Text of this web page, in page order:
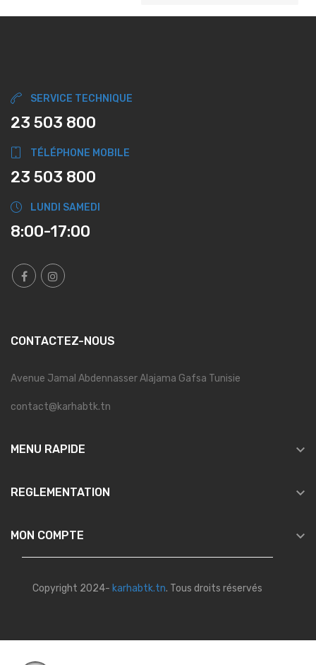
SERVICE TECHNIQUE
23 503 800
TÉLÉPHONE MOBILE
23 503 800
LUNDI SAMEDI
8:00-17:00
CONTACTEZ-NOUS
Avenue Jamal Abdennasser Alajama Gafsa Tunisie
contact@karhabtk.tn
MENU RAPIDE 
REGLEMENTATION 
MON COMPTE 
Copyright 2024- karhabtk.tn. Tous droits réservés